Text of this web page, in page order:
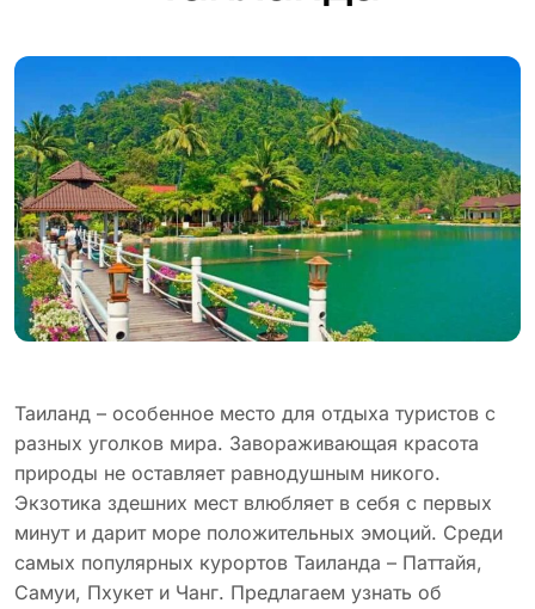
Таиланд – особенное место для отдыха туристов с
разных уголков мира. Завораживающая красота
природы не оставляет равнодушным никого.
Экзотика здешних мест влюбляет в себя с первых
минут и дарит море положительных эмоций. Среди
самых популярных курортов Таиланда – Паттайя,
Самуи, Пхукет и Чанг. Предлагаем узнать об